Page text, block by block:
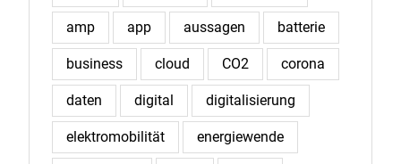
amp app aussagen batterie
business cloud CO2 corona
daten digital digitalisierung
elektromobilität energiewende